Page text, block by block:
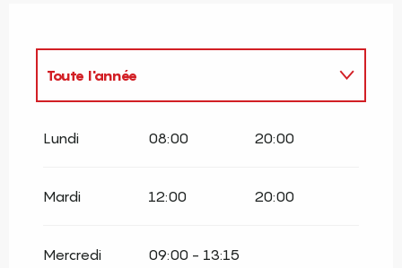
Toute l'année
Lundi 08:00 20:00
Mardi 12:00 20:00
Mercredi 09:00 - 13:15